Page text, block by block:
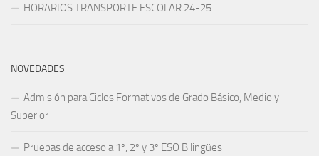
HORARIOS TRANSPORTE ESCOLAR 24-25
NOVEDADES
Admisión para Ciclos Formativos de Grado Básico, Medio y
Superior
Pruebas de acceso a 1º, 2º y 3º ESO Bilingües